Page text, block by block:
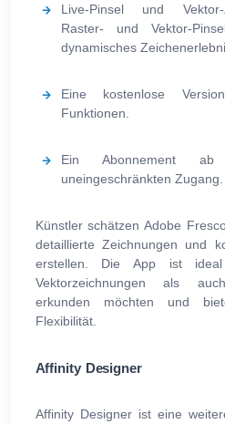
Live-Pinsel und Vektor-
Raster- und Vektor-
dynamisches
Eine kostenlose
Funktionen.
Ein Abonnement
uneingeschränkten Zugang.
Künstler schätzen Adobe
detaillierte Zeichnungen und
erstellen. Die App ist
Vektorzeichnungen als
erkunden möchten und
Flexibilität.
Affinity Designer
Affinity Designer ist eine